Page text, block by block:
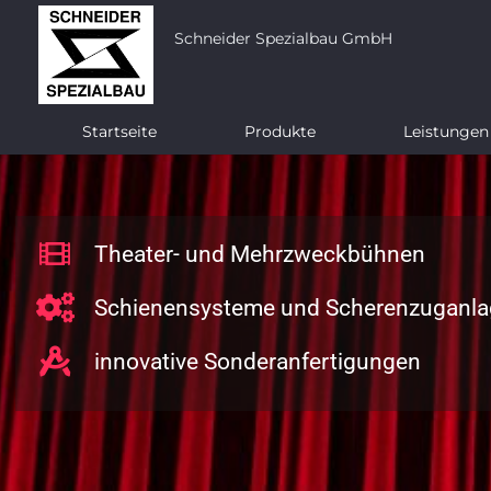
Schneider Spezialbau GmbH
Startseite Produkte Leistungen
Theater- und Mehrzweckbühnen
Schienensysteme und
innovative Sonderanfertigungen